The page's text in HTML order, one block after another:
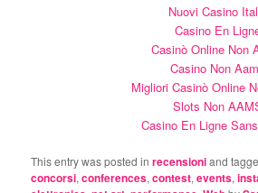
Nuovi Casino
Casino En
Casinò Online Non
Casino Non
Migliori Casinò Online
Slots Non
Casino En Ligne
This entry was posted inrecensioniand
concorsi,conferences,contest,events,